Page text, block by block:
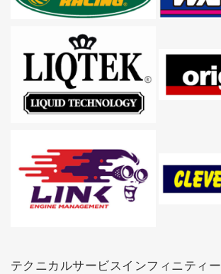
テクニカルサービスインフィニティー